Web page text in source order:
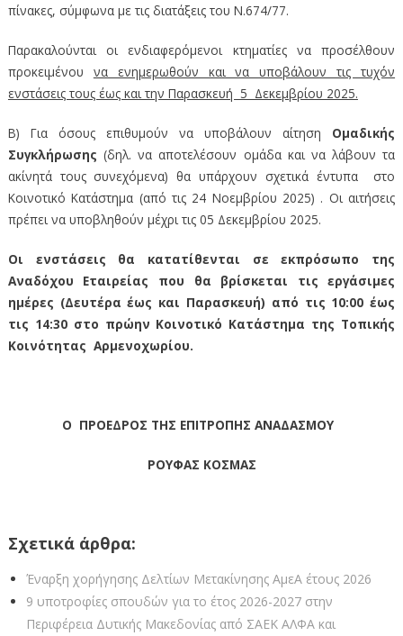
πίνακες, σύμφωνα με τις διατάξεις του Ν.674/77.
Παρακαλούνται οι ενδιαφερόμενοι κτηματίες να προσέλθουν
προκειμένου να ενημερωθούν και να υποβάλουν τις τυχόν
ενστάσεις τους έως και την Παρασκευή 5 Δεκεμβρίου 2025.
Β) Για όσους επιθυμούν να υποβάλουν αίτηση Ομαδικής
Συγκλήρωσης (δηλ. να αποτελέσουν ομάδα και να λάβουν τα
ακίνητά τους συνεχόμενα) θα υπάρχουν σχετικά έντυπα στο
Κοινοτικό Κατάστημα (από τις 24 Νοεμβρίου 2025) . Οι αιτήσεις
πρέπει να υποβληθούν μέχρι τις 05 Δεκεμβρίου 2025.
Οι ενστάσεις θα κατατίθενται σε εκπρόσωπο της
Αναδόχου Εταιρείας που θα βρίσκεται τις εργάσιμες
ημέρες (Δευτέρα έως και Παρασκευή) από τις 10:00 έως
τις 14:30 στο πρώην Κοινοτικό Κατάστημα της Τοπικής
Κοινότητας Αρμενοχωρίου.
Ο ΠΡΟΕΔΡΟΣ ΤΗΣ ΕΠΙΤΡΟΠΗΣ ΑΝΑΔΑΣΜΟΥ
ΡΟΥΦΑΣ ΚΟΣΜΑΣ
Σχετικά άρθρα:
Έναρξη χορήγησης Δελτίων Μετακίνησης ΑμεΑ έτους 2026
9 υποτροφίες σπουδών για το έτος 2026-2027 στην
Περιφέρεια Δυτικής Μακεδονίας από ΣΑEK ΑΛΦΑ και